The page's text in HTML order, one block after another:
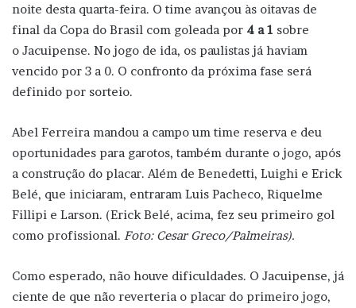
noite desta quarta-feira. O time avançou às oitavas de
final da Copa do Brasil com goleada por 4 a 1 sobre
o Jacuipense. No jogo de ida, os paulistas já haviam
vencido por 3 a 0. O confronto da próxima fase será
definido por sorteio.
Abel Ferreira mandou a campo um time reserva e deu
oportunidades para garotos, também durante o jogo, após
a construção do placar. Além de Benedetti, Luighi e Erick
Belé, que iniciaram, entraram Luis Pacheco, Riquelme
Fillipi e Larson. (Erick Belé, acima, fez seu primeiro gol
como profissional. Foto: Cesar Greco/Palmeiras).
Como esperado, não houve dificuldades. O Jacuipense, já
ciente de que não reverteria o placar do primeiro jogo,